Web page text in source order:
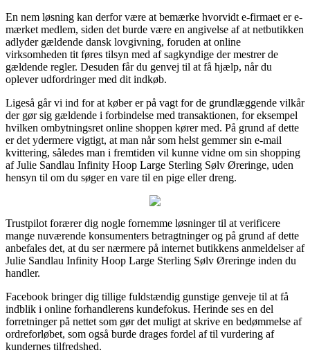
En nem løsning kan derfor være at bemærke hvorvidt e-firmaet er e-
mærket medlem, siden det burde være en angivelse af at netbutikken
adlyder gældende dansk lovgivning, foruden at online
virksomheden tit føres tilsyn med af sagkyndige der mestrer de
gældende regler. Desuden får du genvej til at få hjælp, når du
oplever udfordringer med dit indkøb.
Ligeså går vi ind for at køber er på vagt for de grundlæggende vilkår
der gør sig gældende i forbindelse med transaktionen, for eksempel
hvilken ombytningsret online shoppen kører med. På grund af dette
er det ydermere vigtigt, at man når som helst gemmer sin e-mail
kvittering, således man i fremtiden vil kunne vidne om sin shopping
af Julie Sandlau Infinity Hoop Large Sterling Sølv Øreringe, uden
hensyn til om du søger en vare til en pige eller dreng.
Trustpilot forærer dig nogle fornemme løsninger til at verificere
mange nuværende konsumenters betragtninger og på grund af dette
anbefales det, at du ser nærmere på internet butikkens anmeldelser af
Julie Sandlau Infinity Hoop Large Sterling Sølv Øreringe inden du
handler.
Facebook bringer dig tillige fuldstændig gunstige genveje til at få
indblik i online forhandlerens kundefokus. Herinde ses en del
forretninger på nettet som gør det muligt at skrive en bedømmelse af
ordreforløbet, som også burde drages fordel af til vurdering af
kundernes tilfredshed.